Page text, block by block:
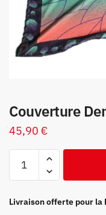
Couverture
45,90 €
Demon
Livraison offerte pour